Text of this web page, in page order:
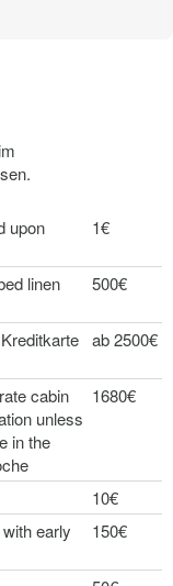
upon
1€
linen
500€
ab 2500€
cabin
unless
in the
1680€
10€
early
150€